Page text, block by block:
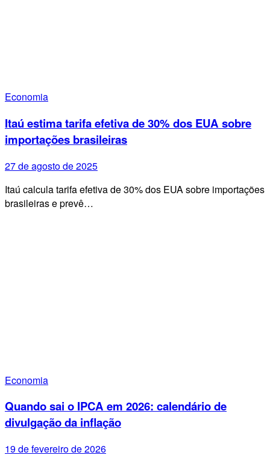
Economia
Itaú estima tarifa efetiva de 30% dos EUA sobre
importações brasileiras
27 de agosto de 2025
Itaú calcula tarifa efetiva de 30% dos EUA sobre importações
brasileiras e prevê…
Economia
Quando sai o IPCA em 2026: calendário de
divulgação da inflação
19 de fevereiro de 2026